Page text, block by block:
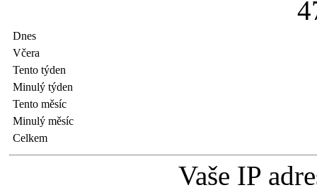
4
Dnes
Včera
Tento týden
Minulý týden
Tento měsíc
Minulý měsíc
Celkem
Vaše IP